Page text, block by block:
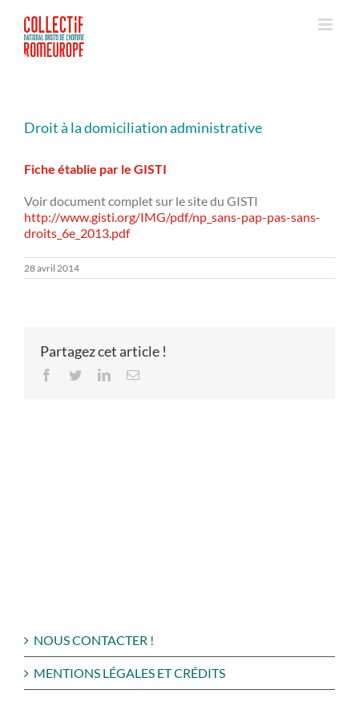
contenu
Droit à la domiciliation administrative
Fiche établie par le GISTI
Voir document complet sur le site du GISTI
http://www.gisti.org/IMG/pdf/np_sans-pap-pas-sans-
droits_6e_2013.pdf
28 avril 2014
Partagez cet article !
Facebook
TwitterLinkedInEmail
NOUS CONTACTER !
MENTIONS LÉGALES ET CRÉDITS